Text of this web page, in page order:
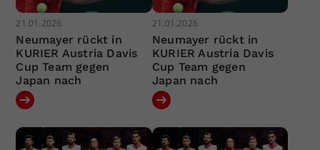
21.01.2026
Neumayer rückt in
KURIER Austria Davis
Cup Team gegen
Japan nach
21.01.2026
Neumayer rückt in
KURIER Austria Davis
Cup Team gegen
Japan nach